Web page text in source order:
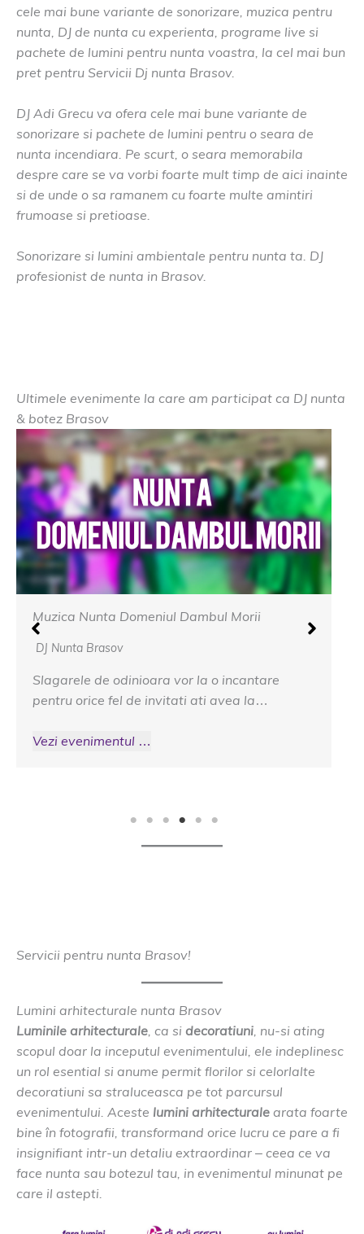
cele mai bune variante de sonorizare, muzica pentru
nunta, DJ de nunta cu experienta, programe live si
pachete de lumini pentru nunta voastra, la cel mai bun
pret pentru Servicii Dj nunta Brasov.
DJ Adi Grecu va ofera cele mai bune variante de
sonorizare si pachete de lumini pentru o seara de
nunta incendiara. Pe scurt, o seara memorabila
despre care se va vorbi foarte mult timp de aici inainte
si de unde o sa ramanem cu foarte multe amintiri
frumoase si pretioase.
Sonorizare si lumini ambientale pentru nunta ta. DJ
profesionist de nunta in Brasov.
Ultimele evenimente la care am participat ca DJ nunta
& botez Brasov
Muzica Nunta Domeniul Dambul Morii
DJ Nunta Brasov
Slagarele de odinioara vor la o incantare
pentru orice fel de invitati ati avea la…
Vezi evenimentul …
Servicii pentru nunta Brasov!
Lumini arhitecturale nunta Brasov
Luminile arhitecturale, ca si decoratiuni, nu-si ating
scopul doar la inceputul evenimentului, ele indeplinesc
un rol esential si anume permit florilor si celorlalte
decoratiuni sa straluceasca pe tot parcursul
evenimentului. Aceste lumini arhitecturale arata foarte
bine în fotografii, transformand orice lucru ce pare a fi
insignifiant intr-un detaliu extraordinar – ceea ce va
face nunta sau botezul tau, in evenimentul minunat pe
care il astepti.